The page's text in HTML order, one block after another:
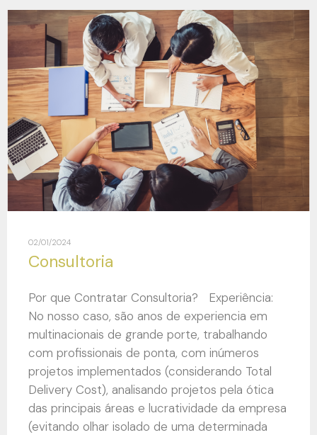
02/01/2024
Consultoria
Por que Contratar Consultoria? Experiência:
No nosso caso, são anos de experiencia em
multinacionais de grande porte, trabalhando
com profissionais de ponta, com inúmeros
projetos implementados (considerando Total
Delivery Cost), analisando projetos pela ótica
das principais áreas e lucratividade da empresa
(evitando olhar isolado de uma determinada